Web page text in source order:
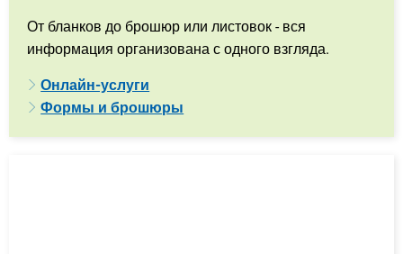
От бланков до брошюр или листовок - вся
информация организована с одного взгляда.
Онлайн-услуги
Формы и брошюры